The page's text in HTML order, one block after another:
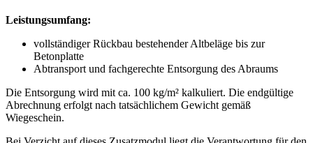
Leistungsumfang:
vollständiger Rückbau bestehender Altbeläge bis zur
Betonplatte
Abtransport und fachgerechte Entsorgung des Abraums
Die Entsorgung wird mit ca. 100 kg/m² kalkuliert. Die endgültige
Abrechnung erfolgt nach tatsächlichem Gewicht gemäß
Wiegeschein.